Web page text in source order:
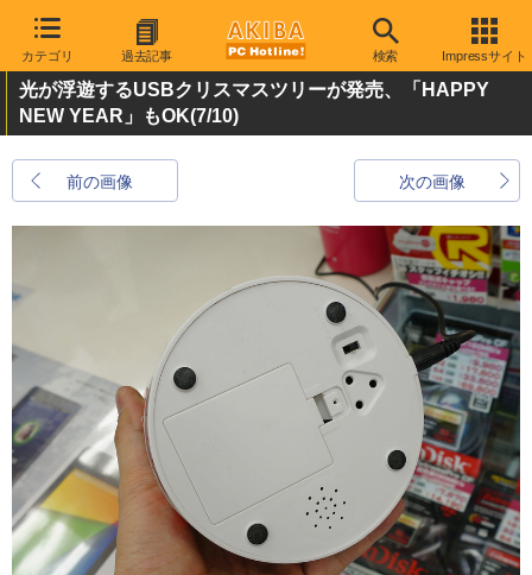
カテゴリ 過去記事 検索 Impressサイト
光が浮遊するUSBクリスマスツリーが発売、「HAPPY
NEW YEAR」もOK(7/10)
前の画像 次の画像